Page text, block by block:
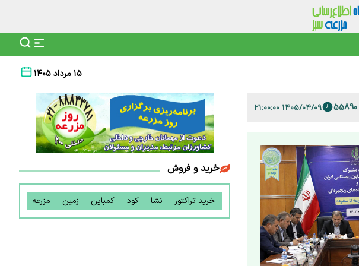
۱۵ مرداد ۱۴۰۵
۱۴۰۵/۰۴/۰۹ ۲۱:۰۰:۰۰
خرید و فروش
خرید تراکتور نشا کود کمباین زمین مزرعه